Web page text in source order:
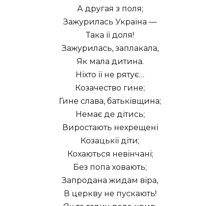
А другая з поля;
Зажурилась Україна —
Така її доля!
Зажурилась, заплакала,
Як мала дитина.
Ніхто її не рятує…
Козачество гине;
Гине слава, батьківщина;
Немає де дітись;
Виростають нехрещені
Козацькії діти;
Кохаються невінчані;
Без попа ховають;
Запродана жидам віра,
В церкву не пускають!